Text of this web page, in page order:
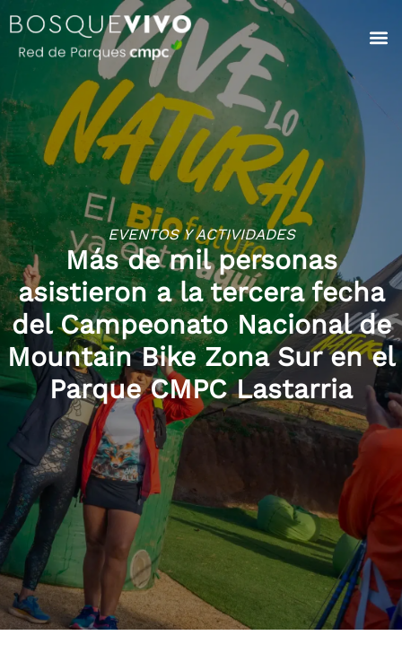
EVENTOS Y ACTIVIDADES
Más de mil personas
asistieron a la tercera fecha
del Campeonato Nacional de
Mountain Bike Zona Sur en el
Parque CMPC Lastarria